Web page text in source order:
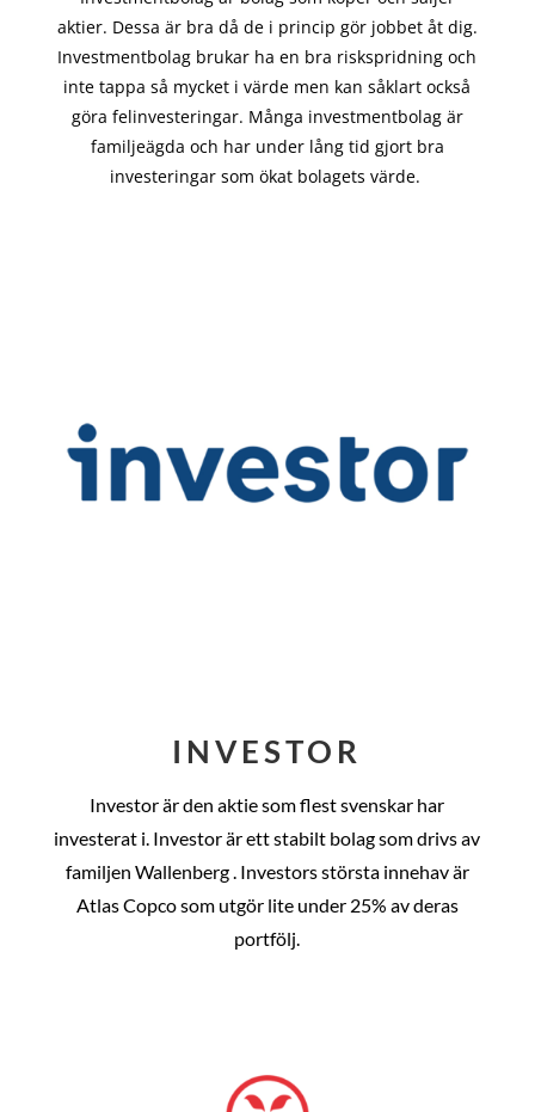
aktier. Dessa är bra då de i princip görjobbet åt dig.
Investmentbolag brukar ha en bra riskspridning och
inte tappa så mycket i värde men kan såklart också
göra felinvesteringar. Många investmentbolag är
familjeägda och har under lång tid gjort bra
investeringar som ökat bolagets värde.
INVESTOR
Investor är den aktie som flest svenskar har
investerat i. Investor är ett stabilt bolag som drivs av
familjen Wallenberg . Investors största innehav är
Atlas Copco som utgör lite under 25% av deras
portfölj.